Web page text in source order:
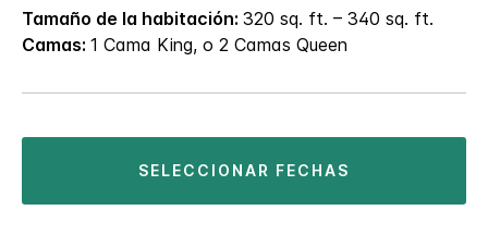
Tamaño de la habitación: 320 sq. ft. – 340 sq. ft.
Camas: 1 Cama King, o 2 Camas Queen
SELECCIONAR FECHAS